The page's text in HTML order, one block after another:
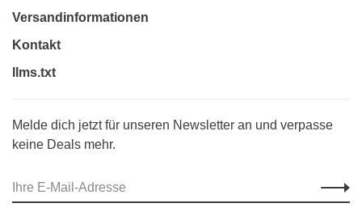
Versandinformationen
Kontakt
llms.txt
Melde dich jetzt für unseren Newsletter an und verpasse
keine Deals mehr.